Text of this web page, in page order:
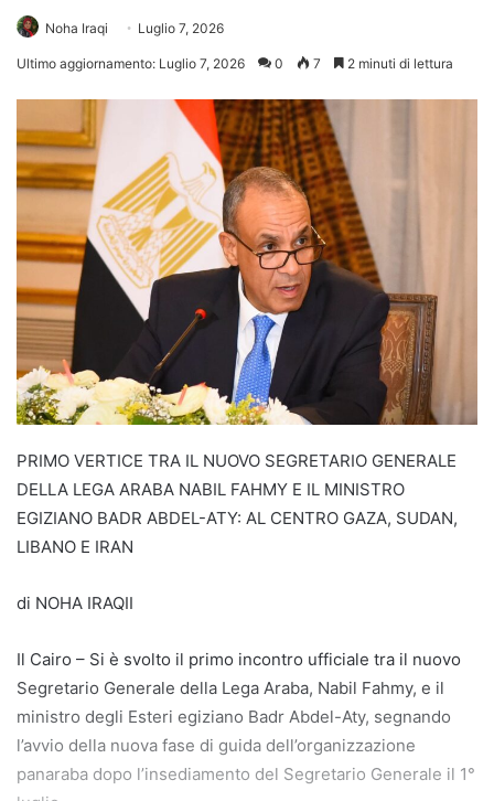
Noha Iraqi Luglio 7, 2026
Ultimo aggiornamento: Luglio 7, 2026 0 7 2 minuti di lettura
PRIMO VERTICE TRA IL NUOVO SEGRETARIO GENERALE
DELLA LEGA ARABA NABIL FAHMY E IL MINISTRO
EGIZIANO BADR ABDEL-ATY: AL CENTRO GAZA, SUDAN,
LIBANO E IRAN
di NOHA IRAQII
Il Cairo – Si è svolto il primo incontro ufficiale tra il nuovo
Segretario Generale della Lega Araba, Nabil Fahmy, e il
ministro degli Esteri egiziano Badr Abdel-Aty, segnando
l’avvio della nuova fase di guida dell’organizzazione
panaraba dopo l’insediamento del Segretario Generale il 1°